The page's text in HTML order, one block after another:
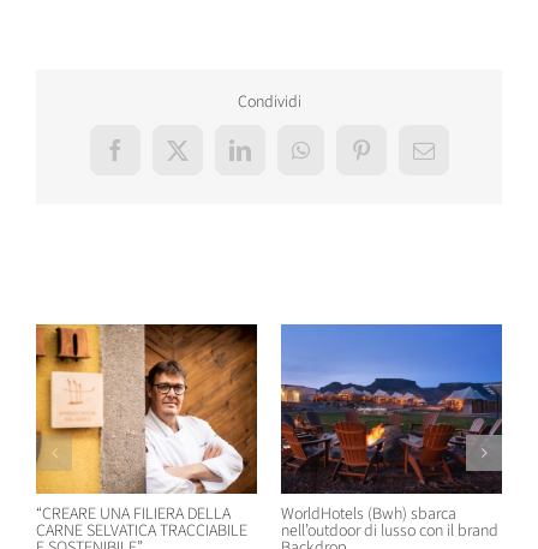
Condividi
Facebook
X LinkedInWhatsAppPinterestEmail
“CREARE UNA FILIERA DELLA
CARNE SELVATICA TRACCIABILE
WorldHotels (Bwh) sbarca
nell’outdoor di lusso con il brand